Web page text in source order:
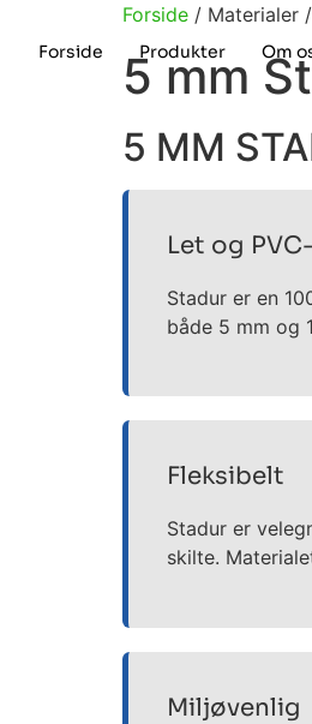
Forside Produkter Om
Forside / Materialer
5 mm
5 MM
Let og
Stadur er en
både 5 mm og
Fleksibelt
Stadur er
skilte.
Miljøvenlig